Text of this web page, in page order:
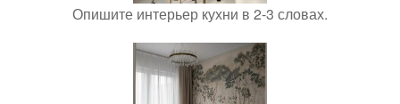
Опишите интерьер кухни в 2-3 словах.